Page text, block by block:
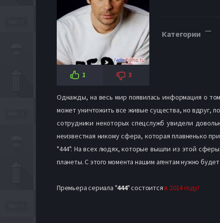
1 3
Категории ---
Однажды, на весь мир появилась информация о
может уничтожить все живые существа, но вдруг,
сотрудники некоторых спецслужб увидели
неизвестная никому сфера, которая плавненько
"444". На всех людях, которые вышли из этой
планеты. С этого момента нашим агентам нужно
Премьера сериала "444" состоитсяв 2014 году!